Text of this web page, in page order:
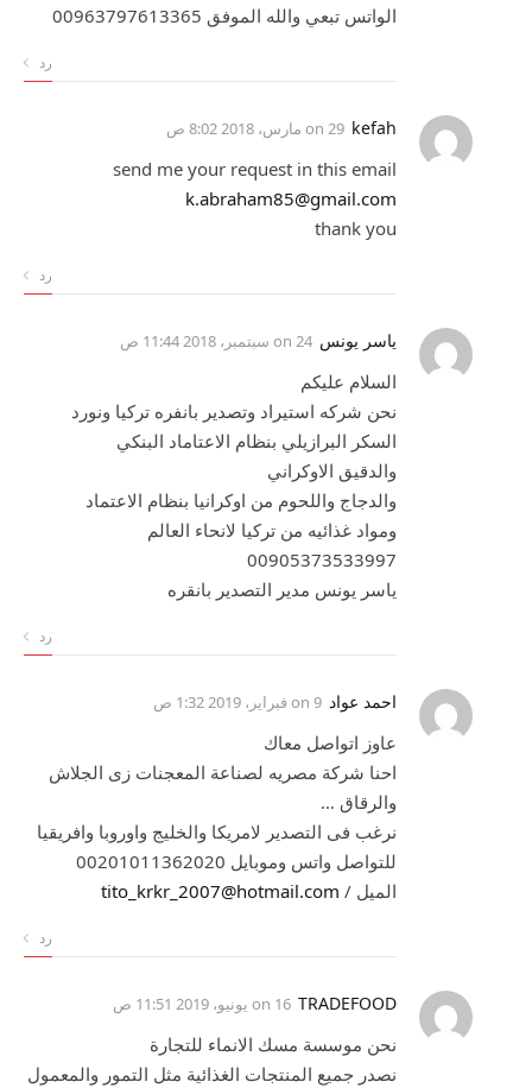
الواتس تبعي والله الموفق 00963797613365
رد
kefah 29 مارس، 2018 8:02 ص
send me your request in this email
k.abraham85@gmail.com
thank you
رد
ياسر يونس 24 سبتمبر، 2018 11:44 ص
السلام عليكم
نحن شركه استيراد وتصدير بانفره تركيا ونورد
السكر البرازيلي بنظام الاعتاماد البنكي
والدقيق الاوكراني
والدجاج واللحوم من اوكرانيا بنظام الاعتماد
ومواد غذائيه من تركيا لانحاء العالم
00905373533997
ياسر يونس مدير التصدير بانقره
رد
احمد عواد 9 فبراير، 2019 1:32 ص
عاوز اتواصل معاك
احنا شركة مصريه لصناعة المعجنات زى الجلاش
والرقاق …
نرغب فى التصدير لامريكا والخليج واوروبا وافريقيا
للتواصل واتس وموبايل 00201011362020
الميل / tito_krkr_2007@hotmail.com
رد
TRADEFOOD 16 يونيو، 2019 11:51 ص
نحن موسسة مسك الانماء للتجارة
نصدر جميع المنتجات الغذائية مثل التمور والمعمول